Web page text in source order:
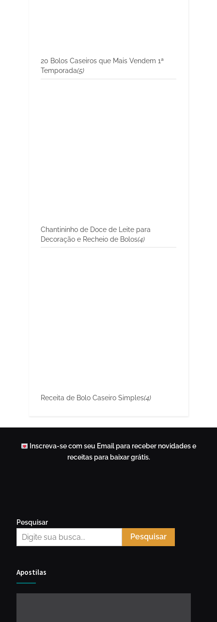
20 Bolos Caseiros que Mais Vendem 1ª
Temporada(5)
Chantininho de Doce de Leite para
Decoração e Recheio de Bolos(4)
Receita de Bolo Caseiro Simples(4)
Inscreva-se com seu Email para receber novidades e
receitas para baixar grátis.
Pesquisar
Pesquisar
Apostilas